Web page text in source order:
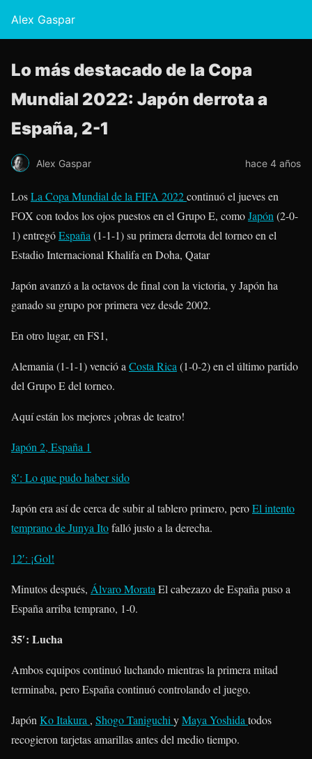
Alex Gaspar
Lo más destacado de la Copa
Mundial 2022: Japón derrota a
España, 2-1
Alex Gaspar hace 4 años
LosLa Copa Mundial de la FIFA 2022continuó el jueves en
FOX con todos los ojos puestos en el Grupo E, comoJapón (2-0-
1) entregóEspaña (1-1-1) su primera derrota del torneo en el
Estadio Internacional Khalifa en Doha, Qatar
Japón avanzó a la octavos de final con la victoria, y Japón ha
ganado su grupo por primera vez desde 2002.
En otro lugar, en FS1,
Alemania (1-1-1) venció a Costa Rica (1-0-2) en el último partido
del Grupo E del torneo.
Aquí están los mejores ¡obras de teatro!
Japón 2, España 1
8′: Lo que pudo haber sido
Japón era así de cerca de subir al tablero primero, peroEl intento
temprano de Junya Itofalló justo a la derecha.
12′: ¡Gol!
Minutos después, Álvaro Morata El cabezazo de España puso a
España arriba temprano, 1-0.
35′: Lucha
Ambos equipos continuó luchando mientras la primera mitad
terminaba, pero España continuó controlando el juego.
Japón Ko Itakura , Shogo Taniguchi yMaya Yoshida todos
recogieron tarjetas amarillas antes del medio tiempo.